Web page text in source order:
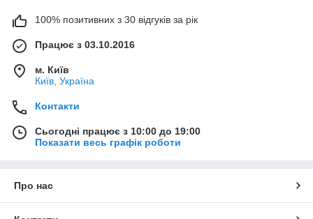
100% позитивних з 30 відгуків за рік
Працює з 03.10.2016
м. Київ
Київ, Україна
Контакти
Сьогодні працює з 10:00 до 19:00
Показати весь графік роботи
Про нас